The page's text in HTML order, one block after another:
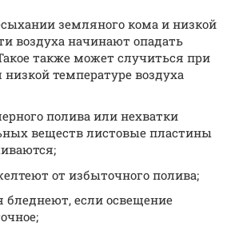
земляного кома и низкой
воздуха начинают опадать
также может случиться при
температуре воздуха
полива или нехватки
веществ листовые пластины
от избыточного полива;
бледнеют, если освещение